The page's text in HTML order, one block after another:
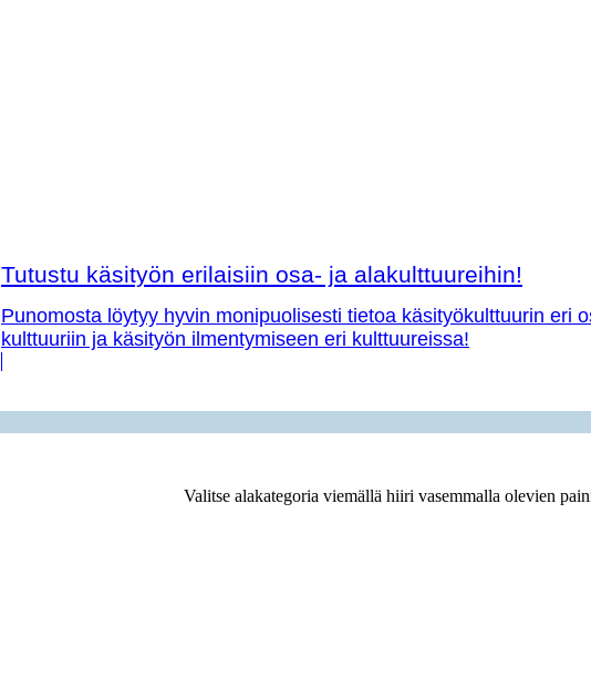
Tutustu käsityön erilaisiin osa- ja alakulttuureihin!
Punomosta löytyy hyvin monipuolisesti tietoa käsityökulttuurin eri
kulttuuriin ja käsityön ilmentymiseen eri kulttuureissa!
Valitse alakategoria viemällä hiiri vasemmalla olevien